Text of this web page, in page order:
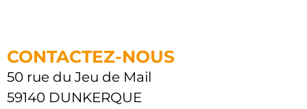
CONTACTEZ-NOUS
50 rue du Jeu de Mail
59140 DUNKERQUE